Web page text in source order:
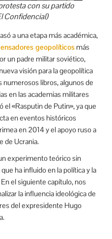
con su partido
Confidencial)
a una etapa más académica,
geopolíticos más
un padre militar soviético,
visión para la geopolítica
numerosos libros, algunos de
en las academias militares
el «Rasputin de Putin», ya que
en eventos históricos
en 2014 y el apoyo ruso a
de Ucrania.
experimento teórico sin
ha influido en la política y la
el siguiente capítulo, nos
la influencia ideológica de
del expresidente Hugo